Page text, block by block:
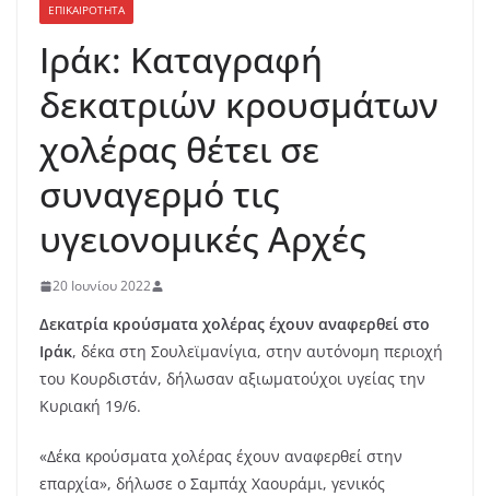
ΕΠΙΚΑΙΡΟΤΗΤΑ
Ιράκ: Καταγραφή
δεκατριών κρουσμάτων
χολέρας θέτει σε
συναγερμό τις
υγειονομικές Αρχές
20 Ιουνίου 2022
Δεκατρία κρούσματα χολέρας έχουν αναφερθεί στο
Ιράκ, δέκα στη Σουλεϊμανίγια, στην αυτόνομη περιοχή
του Κουρδιστάν, δήλωσαν αξιωματούχοι υγείας την
Κυριακή 19/6.
«Δέκα κρούσματα χολέρας έχουν αναφερθεί στην
επαρχία», δήλωσε ο Σαμπάχ Χαουράμι, γενικός